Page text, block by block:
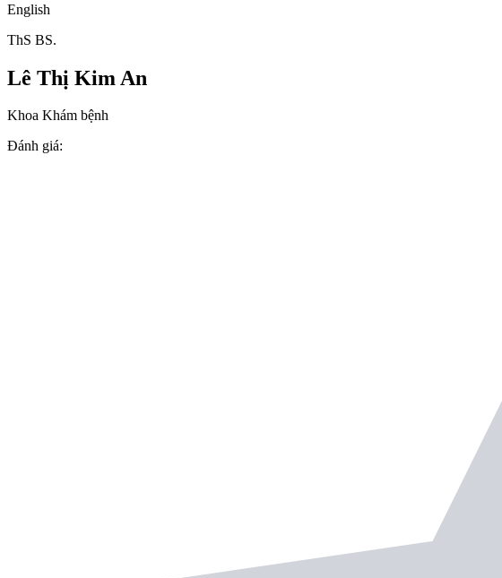
English
ThS BS.
Lê Thị Kim An
Khoa Khám bệnh
Đánh giá: